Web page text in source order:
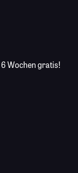
6 Wochen gratis!